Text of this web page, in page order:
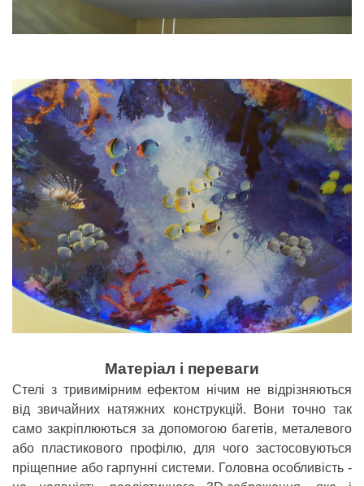
Матеріал і переваги
Стелі з тривимірним ефектом нічим не відрізняються
від звичайних натяжних конструкцій. Вони точно так
само закріплюються за допомогою багетів, металевого
або пластикового профілю, для чого застосовуються
пріщепние або гарпунні системи. Головна особливість -